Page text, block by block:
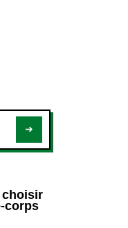
choisir
corps